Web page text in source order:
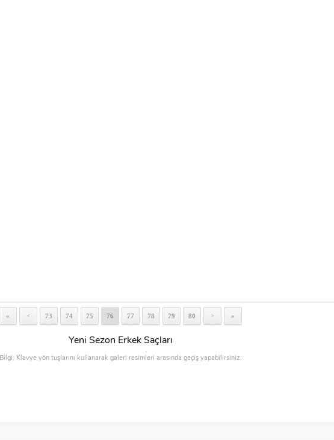
« < 73 74 75 76 77 78 79 80 > »
Yeni Sezon Erkek Saçları
Bilgi: Klavye yön tuşlarını kullanarak galeri resimleri arasında geçiş yapabilirsiniz.